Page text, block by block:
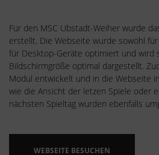
Für den MSC Ubstadt-Weiher wurde
erstellt. Die Webseite wurde sowohl
für Desktop-Geräte optimiert und wird
Bildschirmgröße optimal dargestellt.
Modul entwickelt und in die Webseite
wie die Ansicht der letzen Spiele oder
nächsten Spieltag wurden ebenfalls
WEBSEITE BESUCHEN